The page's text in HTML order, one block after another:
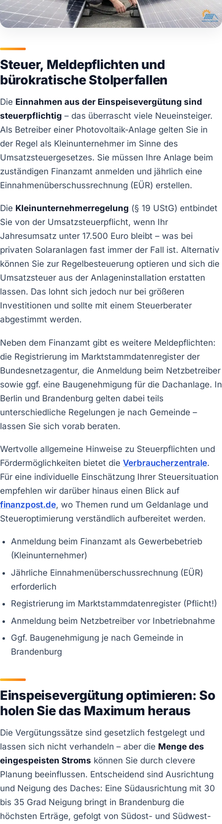
Steuer, Meldepflichten und
bürokratische Stolperfallen
Die Einnahmen aus der Einspeisevergütung sind
steuerpflichtig – das überrascht viele Neueinsteiger.
Als Betreiber einer Photovoltaik-Anlage gelten Sie in
der Regel als Kleinunternehmer im Sinne des
Umsatzsteuergesetzes. Sie müssen Ihre Anlage beim
zuständigen Finanzamt anmelden und jährlich eine
Einnahmenüberschussrechnung (EÜR) erstellen.
Die Kleinunternehmerregelung (§ 19 UStG) entbindet
Sie von der Umsatzsteuerpflicht, wenn Ihr
Jahresumsatz unter 17.500 Euro bleibt – was bei
privaten Solaranlagen fast immer der Fall ist. Alternativ
können Sie zur Regelbesteuerung optieren und sich die
Umsatzsteuer aus der Anlageninstallation erstatten
lassen. Das lohnt sich jedoch nur bei größeren
Investitionen und sollte mit einem Steuerberater
abgestimmt werden.
Neben dem Finanzamt gibt es weitere Meldepflichten:
die Registrierung im Marktstammdatenregister der
Bundesnetzagentur, die Anmeldung beim Netzbetreiber
sowie ggf. eine Baugenehmigung für die Dachanlage. In
Berlin und Brandenburg gelten dabei teils
unterschiedliche Regelungen je nach Gemeinde –
lassen Sie sich vorab beraten.
Wertvolle allgemeine Hinweise zu Steuerpflichten und
Fördermöglichkeiten bietet die Verbraucherzentrale.
Für eine individuelle Einschätzung Ihrer Steuersituation
empfehlen wir darüber hinaus einen Blick auf
finanzpost.de, wo Themen rund um Geldanlage und
Steueroptimierung verständlich aufbereitet werden.
Anmeldung beim Finanzamt als Gewerbebetrieb
(Kleinunternehmer)
Jährliche Einnahmenüberschussrechnung (EÜR)
erforderlich
Registrierung im Marktstammdatenregister (Pflicht!)
Anmeldung beim Netzbetreiber vor Inbetriebnahme
Ggf. Baugenehmigung je nach Gemeinde in
Brandenburg
Einspeisevergütung optimieren: So
holen Sie das Maximum heraus
Die Vergütungssätze sind gesetzlich festgelegt und
lassen sich nicht verhandeln – aber die Menge des
eingespeisten Stroms können Sie durch clevere
Planung beeinflussen. Entscheidend sind Ausrichtung
und Neigung des Daches: Eine Südausrichtung mit 30
bis 35 Grad Neigung bringt in Brandenburg die
höchsten Erträge, gefolgt von Südost- und Südwest-